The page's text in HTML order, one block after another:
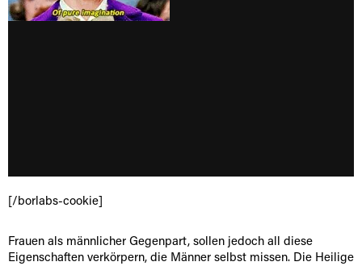
[/borlabs-cookie]
Frauen als männlicher Gegenpart, sollen jedoch all diese
Eigenschaften verkörpern, die Männer selbst missen. Die Heilige